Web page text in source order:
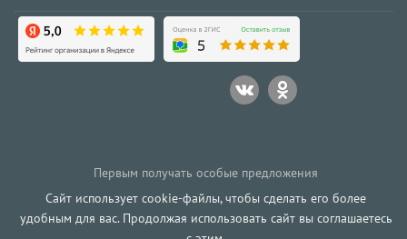
Первым получать особые предложения
Сайт использует cookie-файлы, чтобы сделать его более
удобным для вас. Продолжая использовать сайт вы соглашаетесь